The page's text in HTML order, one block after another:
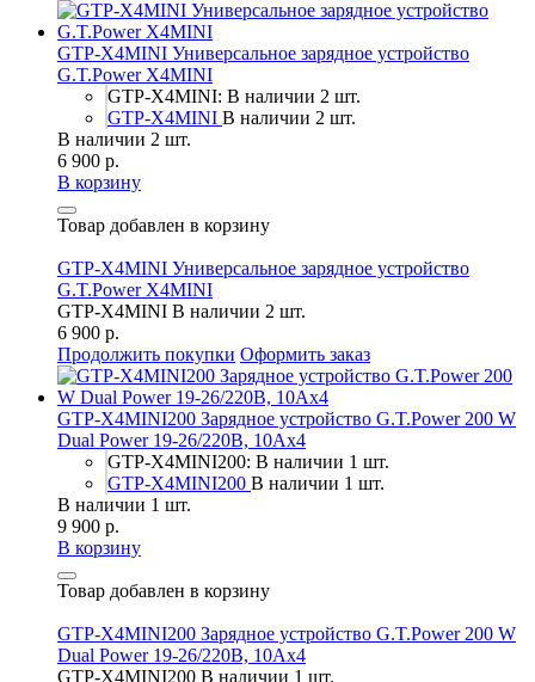
GTP-X4MINI Универсальное зарядное устройство
G.T.Power X4MINI
GTP-X4MINI: В наличии 2 шт.
GTP-X4MINI В наличии 2 шт.
В наличии 2 шт.
6 900 р.
В корзину
Товар добавлен в корзину
GTP-X4MINI Универсальное зарядное устройство
G.T.Power X4MINI
GTP-X4MINI В наличии 2 шт.
6 900 р.
Продолжить покупки Оформить заказ
GTP-X4MINI200 Зарядное устройство G.T.Power 200 W
Dual Power 19-26/220В, 10Aх4
GTP-X4MINI200: В наличии 1 шт.
GTP-X4MINI200 В наличии 1 шт.
В наличии 1 шт.
9 900 р.
В корзину
Товар добавлен в корзину
GTP-X4MINI200 Зарядное устройство G.T.Power 200 W
Dual Power 19-26/220В, 10Aх4
GTP-X4MINI200 В наличии 1 шт.